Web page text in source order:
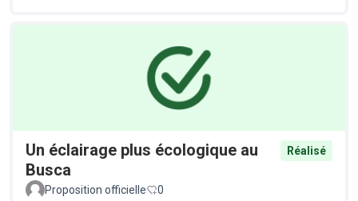
Un éclairage plus écologique au
Busca
Réalisé
Proposition officielle 0